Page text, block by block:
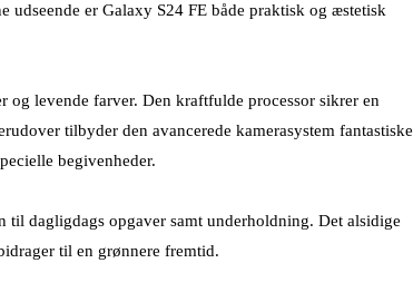
er Galaxy S24 FE både praktisk og æstetisk
og levende farver. Den kraftfulde processor sikrer en
tilbyder den avancerede kamerasystem fantastiske
begivenheder.
til dagligdags opgaver samt underholdning. Det alsidige
til en grønnere fremtid.